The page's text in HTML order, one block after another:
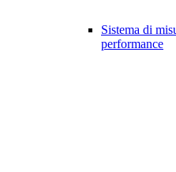
Sistema di
performance